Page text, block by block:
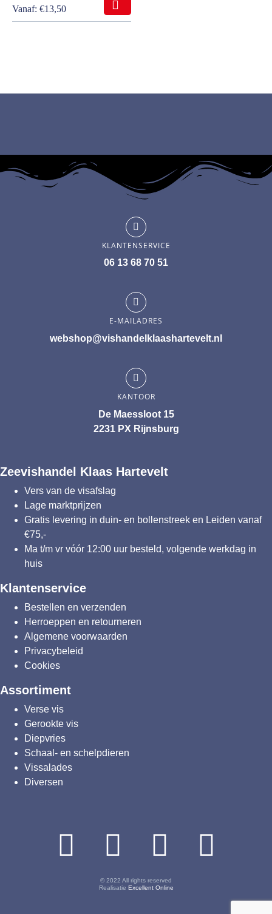
Vanaf: €13,50
KLANTENSERVICE
06 13 68 70 51
E-MAILADRES
webshop@vishandelklaashartevelt.nl
KANTOOR
De Maessloot 15
2231 PX Rijnsburg
Zeevishandel Klaas Hartevelt
Vers van de visafslag
Lage marktprijzen
Gratis levering in duin- en bollenstreek en Leiden vanaf
€75,-
Ma t/m vr vóór 12:00 uur besteld, volgende werkdag in
huis
Klantenservice
Bestellen en verzenden
Herroeppen en retourneren
Algemene voorwaarden
Privacybeleid
Cookies
Assortiment
Verse vis
Gerookte vis
Diepvries
Schaal- en schelpdieren
Vissalades
Diversen
© 2022 All rights reserved
Realisatie Excellent Online